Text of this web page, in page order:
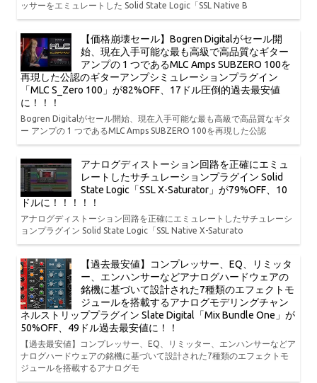
ッサーをエミュレートした Solid State Logic「SSL Native B
【価格崩壊セール】Bogren Digitalがセール開
始、現在入手可能な最も高級で高品質なギター
アンプの 1 つであるMLC Amps SUBZERO 100を
再現した公認のギターアンプシミュレーションプラグイン
「MLC S_Zero 100」が82%OFF、17ドル圧倒的過去最安値
に！！！
Bogren Digitalがセール開始、現在入手可能な最も高級で高品質なギタ
ー アンプの 1 つであるMLC Amps SUBZERO 100を再現した公認
アナログディストーション回路を正確にエミュ
レートしたサチュレーションプラグイン Solid
State Logic「SSL X-Saturator」が79%OFF、10
ドルに！！！！！
アナログディストーション回路を正確にエミュレートしたサチュレーシ
ョンプラグイン Solid State Logic「SSL Native X-Saturato
【過去最安値】コンプレッサー、EQ、リミッタ
ー、エンハンサーなどアナログハードウェアの
銘機に基づいて設計された7種類のエフェクトモ
ジュールを搭載するアナログモデリングチャン
ネルストリッププラグイン Slate Digital「Mix Bundle One」が
50%OFF、49ドル過去最安値に！！
【過去最安値】コンプレッサー、EQ、リミッター、エンハンサーなどア
ナログハードウェアの銘機に基づいて設計された7種類のエフェクトモ
ジュールを搭載するアナログモ